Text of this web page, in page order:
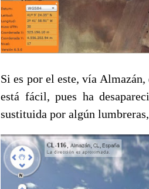
Si es por el este, vía
está fácil, pues ha
sustituida por algún